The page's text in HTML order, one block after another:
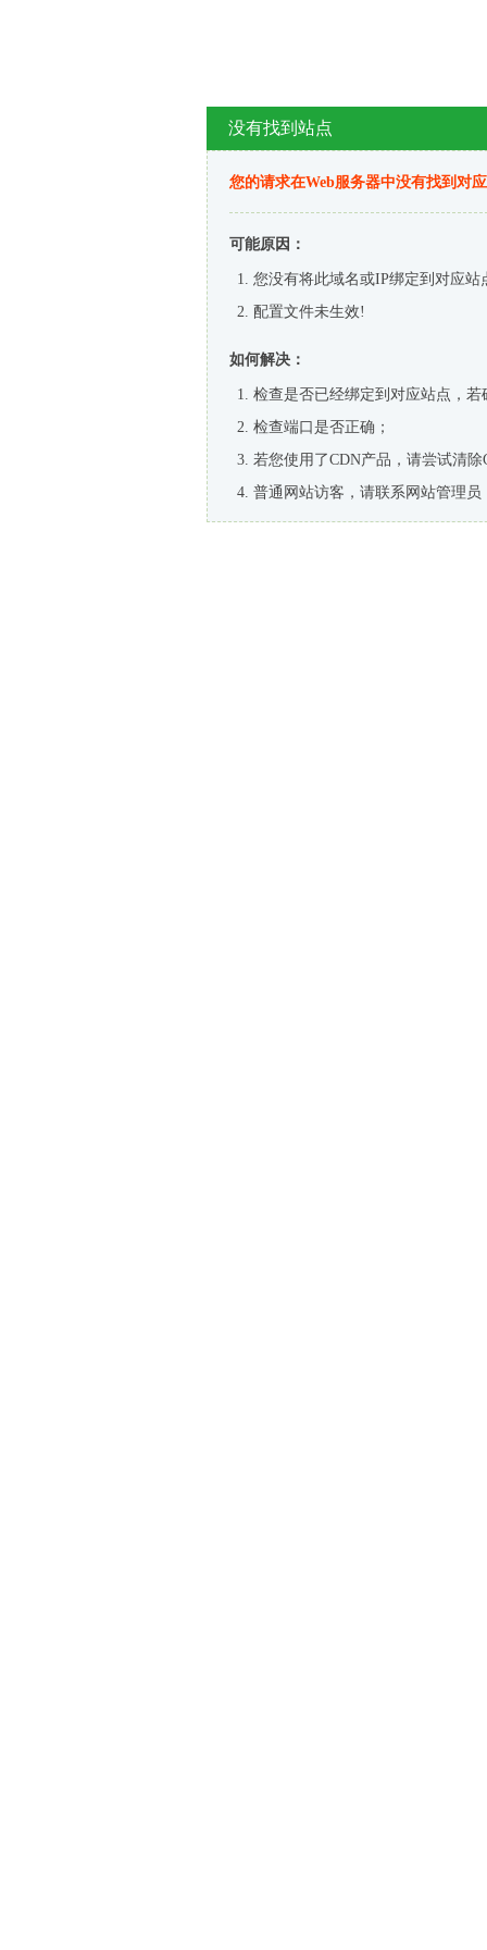
没有找到站点
您的请求在Web服务器中没有找到对
可能原因：
您没有将此域名或IP绑定到对应站
配置文件未生效!
如何解决：
检查是否已经绑定到对应站点，
检查端口是否正确；
若您使用了CDN产品，请尝试清除
普通网站访客，请联系网站管理员